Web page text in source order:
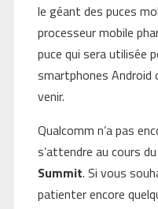
le géant des puces
processeur mobile
puce qui sera utilisée
smartphones Android
venir.
Qualcomm n’a pas
s’attendre au cours
Summit. Si vous
patienter encore